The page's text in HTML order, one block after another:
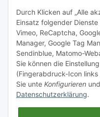
Informationen
Gesetzliche Informationen
Durch Klicken auf „Alle
Einsatz folgender
Vimeo, ReCaptcha,
Manager, Google Tag
Sendinblue, Matomo-
Sie können die
(Fingerabdruck-Icon
Sie unte Konfigurieren
Datenschutzerklärung.